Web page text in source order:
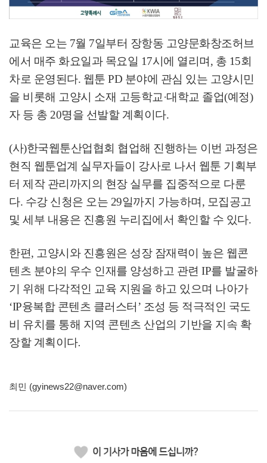
교육은 오는 7월 7일부터 장항동 고양문화창조허브
에서 매주 화요일과 목요일 17시에 열리며 , 총 15회
차로 운영된다. 웹툰 PD 분야에 관심 있는 고양시민
을 비롯해 고양시 소재 고등학교·대학교 졸업(예정)
자 등 총 20명을 선발할 계획이다.
(사)한국웹툰산업협회 협업해 진행하는 이번 과정은
현직 웹툰업계 실무자들이 강사로 나서 웹툰 기획부
터 제작 관리까지의 현장 실무를 집중적으로 다룬
다. 수강 신청은 오는 29일까지 가능하며 , 모집공고
및 세부 내용은 진흥원 누리집에서 확인할 수 있다.
한편, 고양시와 진흥원은 성장 잠재력이 높은 웹콘
텐츠 분야의 우수 인재를 양성하고 관련 IP를 발굴하
기 위해 다각적인 교육 지원을 하고 있으며 나아가
‘IP융복합 콘텐츠 클러스터 ’ 조성 등 적극적인 국도
비 유치를 통해 지역 콘텐츠 산업의 기반을 지속 확
장할 계획이다.
최민 (gyinews22@naver.com)